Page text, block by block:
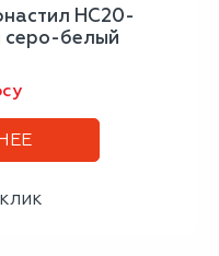
НС20-
серо-белый